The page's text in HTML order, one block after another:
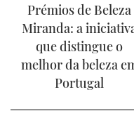
Prémios de Beleza
Miranda: a
que distingue o
melhor da beleza
Portugal